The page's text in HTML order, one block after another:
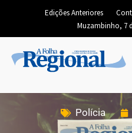
Edições Anteriores
Muzambinho, 7
Polícia